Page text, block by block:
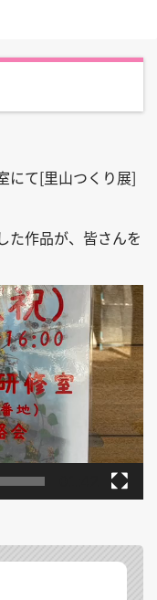
にて[里山つくり展]
た作品が、皆さんを